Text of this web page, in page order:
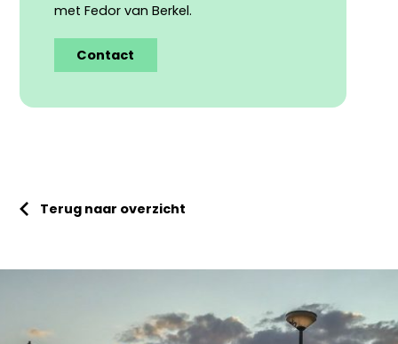
met Fedor van Berkel.
Contact
Terug naar overzicht